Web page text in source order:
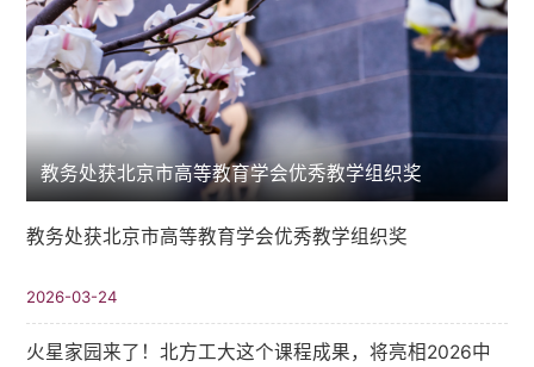
教务处获北京市高等教育学会优秀教学组织奖
教务处获北京市高等教育学会优秀教学组织奖
2026-03-24
火星家园来了！北方工大这个课程成果，将亮相2026中